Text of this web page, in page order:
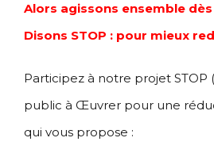
Alors agissons ensemble dès
Disons STOP : pour mieux
Participez à notre projet STOP
public à Œuvrer pour une
qui vous propose :